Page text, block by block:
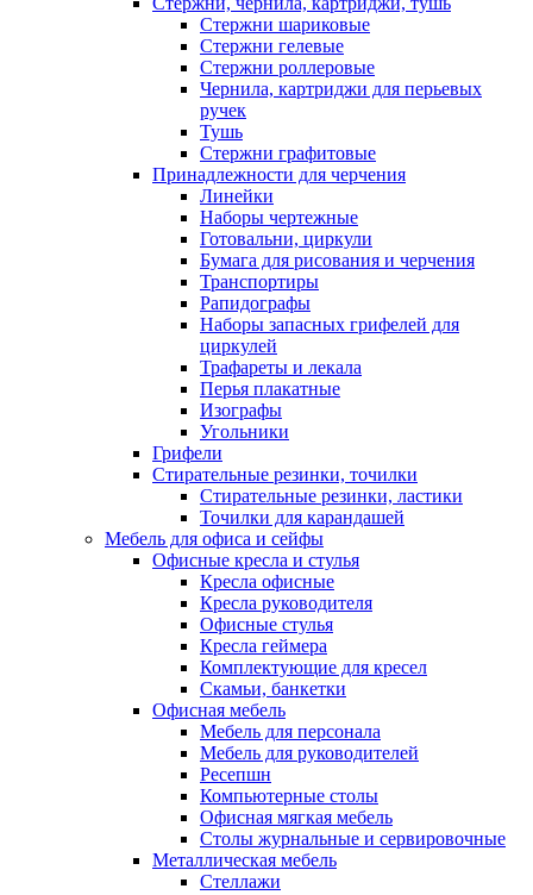
Стержни шариковые
Стержни гелевые
Стержни роллеровые
Чернила, картриджи для перьевых
ручек
Тушь
Стержни графитовые
Принадлежности для черчения
Линейки
Наборы чертежные
Готовальни, циркули
Бумага для рисования и черчения
Транспортиры
Рапидографы
Наборы запасных грифелей для
циркулей
Трафареты и лекала
Перья плакатные
Изографы
Угольники
Грифели
Стирательные резинки, точилки
Стирательные резинки, ластики
Точилки для карандашей
Мебель для офиса и сейфы
Офисные кресла и стулья
Кресла офисные
Кресла руководителя
Офисные стулья
Кресла геймера
Комплектующие для кресел
Скамьи, банкетки
Офисная мебель
Мебель для персонала
Мебель для руководителей
Ресепшн
Компьютерные столы
Офисная мягкая мебель
Столы журнальные и сервировочные
Металлическая мебель
Стеллажи